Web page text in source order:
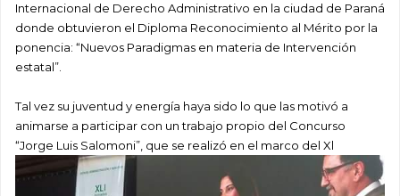
Internacional de Derecho Administrativo en la ciudad de Paraná
donde obtuvieron el Diploma Reconocimiento al Mérito por la
ponencia: “Nuevos Paradigmas en materia de Intervención
estatal”.
Tal vez su juventud y energía haya sido lo que las motivó a
animarse a participar con un trabajo propio del Concurso
“Jorge Luis Salomoni”, que se realizó en el marco del Xl